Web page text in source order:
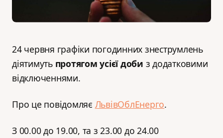
24 червня графіки погодинних знеструмлень
діятимуть протягом усієї доби з додатковими
відключеннями.
Про це повідомляє ЛьвівОблЕнерго.
З 00.00 до 19.00, та з 23.00 до 24.00